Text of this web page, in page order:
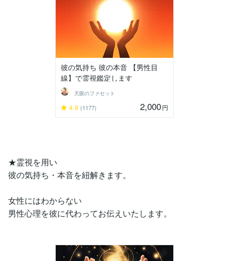
彼の気持ち 彼の本音 【男性目
線】で霊視鑑定します
天眼のファセット
4.9 (1177) 2,000円
★霊視を用い
彼の気持ち・本音を紐解きます。
女性にはわからない
男性心理を彼に代わってお伝えいたします。